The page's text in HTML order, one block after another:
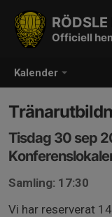
Kalender
RÖDSLE
Officiell
Tisdag 30 sep
Samling: 17:30
Vi har reserverat